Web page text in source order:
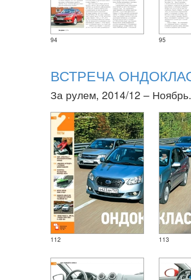
94 95
ВСТРЕЧА
За рулем, 2014/12 –
112 113